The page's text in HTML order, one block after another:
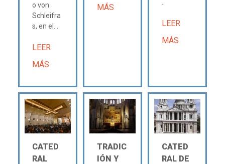
o von
Schleifra
s, en el...
LEER
MÁS
MÁS
LEER
MÁS
CATED
RAL
TRADIC
IÓN Y
CATED
RAL DE